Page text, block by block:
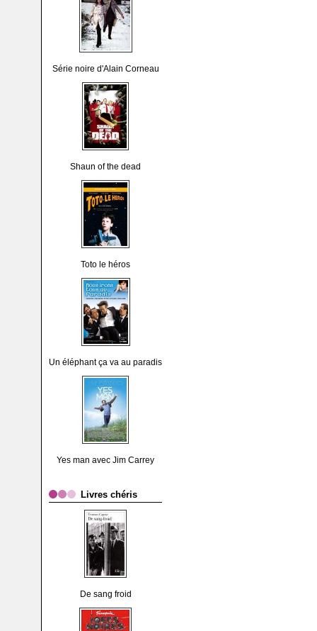
Série noire d'Alain Corneau
Shaun of the dead
Toto le héros
Un éléphant ça va au paradis
Yes man avec Jim Carrey
Livres chéris
De sang froid